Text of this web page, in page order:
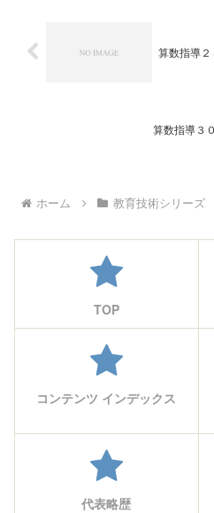
算数指導２
算数指導３
ホーム 教育技術シリーズ
TOP
コンテンツ インデックス
代表略歴